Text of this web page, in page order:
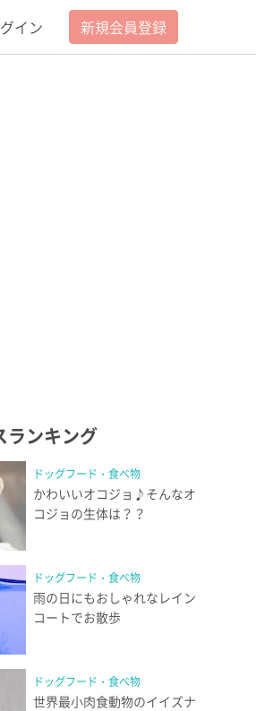
イン 新規会員登録
ランキング
ドッグフード・食べ物
かわいいオコジョ♪そんなオ
コジョの生体は？？
ドッグフード・食べ物
雨の日にもおしゃれなレイン
コートでお散歩
ドッグフード・食べ物
世界最小肉食動物のイイズナ